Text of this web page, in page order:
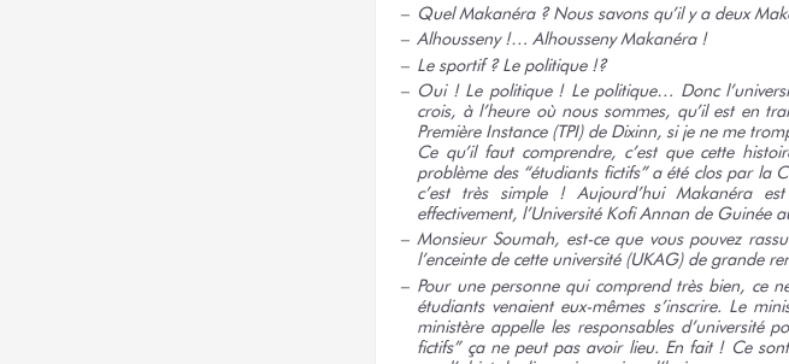
Quel Makanéra ? Nous savons qu’il y a deux
Alhousseny !… AlhoussenyMakanéra !
Le sportif ?Le politique !?
Oui ! Le politique ! Le politique… Donc
crois, à l’heure où nous sommes, qu’il est en
Première Instance (TPI) de Dixinn, si je ne me
Ce qu’il faut comprendre, c’est que cette
problème des “étudiants fictifs” a été clos par la
c’est très simple ! Aujourd’hui Makanéra
effectivement, l’Université Kofi Annan de Guinée
Monsieur Soumah, est-ce que vous pouvez
l’enceinte de cette université (UKAG) de grande
Pour une personne qui comprend très bien, ce
étudiants venaient eux-mêmes s’inscrire. Le
ministère appelle les responsables d’université
fictifs” ça ne peut pas avoir lieu. En fait ! Ce